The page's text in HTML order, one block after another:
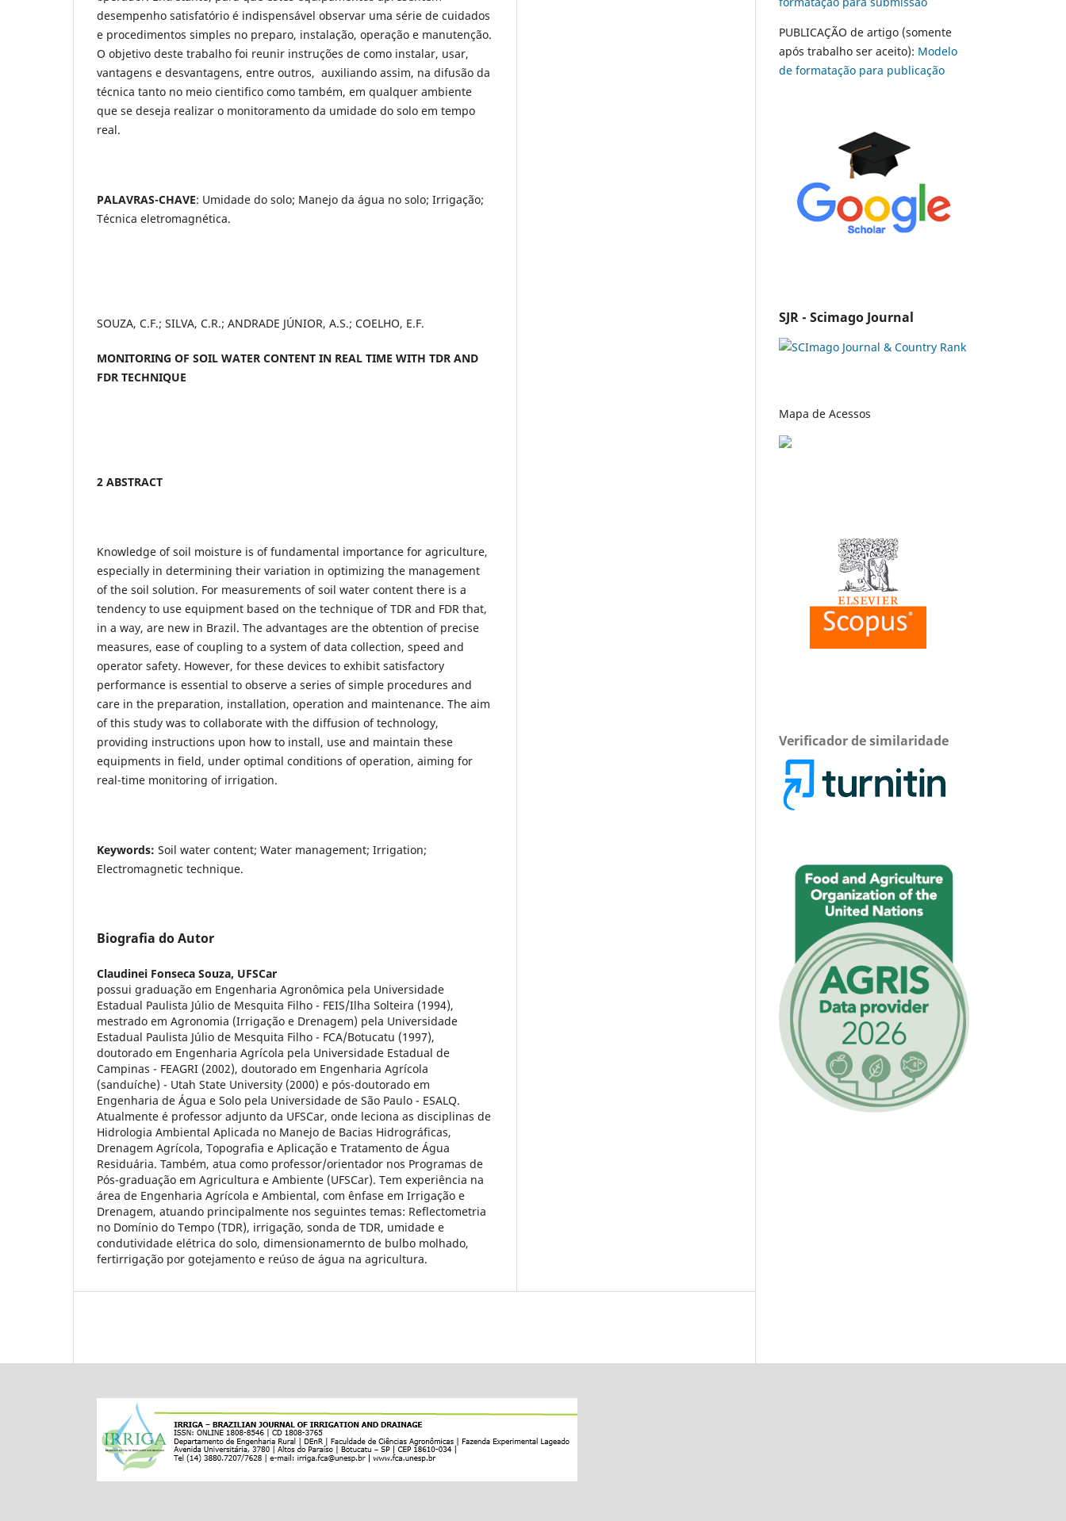
desempenho satisfatório é indispensável observar uma série de cuidados
e procedimentos simples no preparo, instalação, operação e manutenção.
O objetivo deste trabalho foi reunir instruções de como instalar, usar,
vantagens e desvantagens, entre outros, auxiliando assim, na difusão da
técnica tanto no meio cientifico como também, em qualquer ambiente
que se deseja realizar o monitoramento da umidade do solo em tempo
real.
PALAVRAS-CHAVE: Umidade do solo; Manejo da água no solo; Irrigação;
Técnica eletromagnética.
SOUZA, C.F.; SILVA, C.R.; ANDRADE JÚNIOR, A.S.; COELHO, E.F.
MONITORING OF SOIL WATER CONTENT IN REAL TIME WITH TDR AND
FDR TECHNIQUE
2 ABSTRACT
Knowledge of soil moisture is of fundamental importance for agriculture,
especially in determining their variation in optimizing the management
of the soil solution. For measurements of soil water content there is a
tendency to use equipment based on the technique of TDR and FDR that,
in a way, are new in Brazil. The advantages are the obtention of precise
measures, ease of coupling to a system of data collection, speed and
operator safety. However, for these devices to exhibit satisfactory
performance is essential to observe a series of simple procedures and
care in the preparation, installation, operation and maintenance. The aim
of this study was to collaborate with the diffusion of technology,
providing instructions upon how to install, use and maintain these
equipments in field, under optimal conditions of operation, aiming for
real-time monitoring of irrigation.
Keywords: Soil water content; Water management; Irrigation;
Electromagnetic technique.
Biografia do Autor
Claudinei Fonseca Souza, UFSCar
possui graduação em Engenharia Agronômica pela Universidade
Estadual Paulista Júlio de Mesquita Filho - FEIS/Ilha Solteira (1994),
mestrado em Agronomia (Irrigação e Drenagem) pela Universidade
Estadual Paulista Júlio de Mesquita Filho - FCA/Botucatu (1997),
doutorado em Engenharia Agrícola pela Universidade Estadual de
Campinas - FEAGRI (2002), doutorado em Engenharia Agrícola
(sanduíche) - Utah State University (2000) e pós-doutorado em
Engenharia de Água e Solo pela Universidade de São Paulo - ESALQ.
Atualmente é professor adjunto da UFSCar, onde leciona as disciplinas de
Hidrologia Ambiental Aplicada no Manejo de Bacias Hidrográficas,
Drenagem Agrícola, Topografia e Aplicação e Tratamento de Água
Residuária. Também, atua como professor/orientador nos Programas de
Pós-graduação em Agricultura e Ambiente (UFSCar). Tem experiência na
área de Engenharia Agrícola e Ambiental, com ênfase em Irrigação e
Drenagem, atuando principalmente nos seguintes temas: Reflectometria
no Domínio do Tempo (TDR), irrigação, sonda de TDR, umidade e
condutividade elétrica do solo, dimensionamernto de bulbo molhado,
fertirrigação por gotejamento e reúso de água na agricultura.
PUBLICAÇÃO de artigo (somente
após trabalho ser aceito): Modelo
de formatação para publicação
SJR - Scimago Journal
Mapa de Acessos
Verificador de similaridade